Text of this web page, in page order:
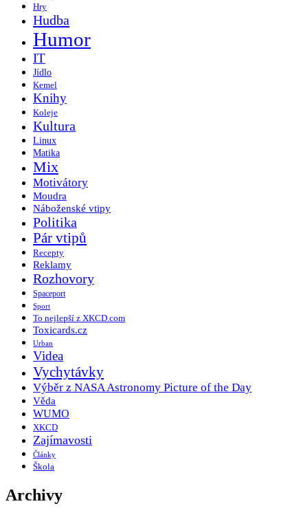
Hry
Hudba
Humor
IT
Jídlo
Kemel
Knihy
Koleje
Kultura
Linux
Matika
Mix
Motivátory
Moudra
Náboženské vtipy
Politika
Pár vtipů
Recepty
Reklamy
Rozhovory
Spaceport
Sport
To nejlepší z XKCD.com
Toxicards.cz
Urban
Videa
Vychytávky
Výběr z NASA Astronomy Picture of the Day
Věda
WUMO
XKCD
Zajímavosti
Články
Škola
Archivy